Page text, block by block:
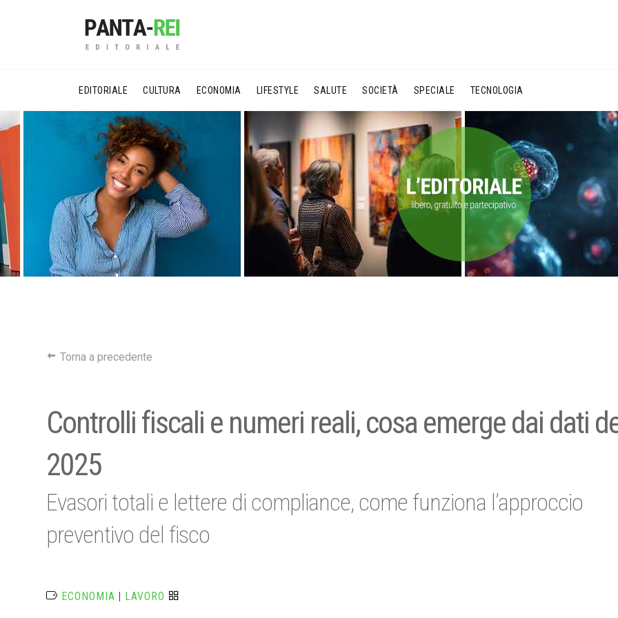
EDITORIALE CULTURA ECONOMIA LIFESTYLE SALUTE SOCIETÀ SPECIALE TECNOLOGIA
Torna a precedente
Controlli fiscali e numeri reali, cosa emerge dai dati
2025
Evasori totali e lettere di compliance, come funziona l’approccio
preventivo del fisco
ECONOMIA | LAVORO